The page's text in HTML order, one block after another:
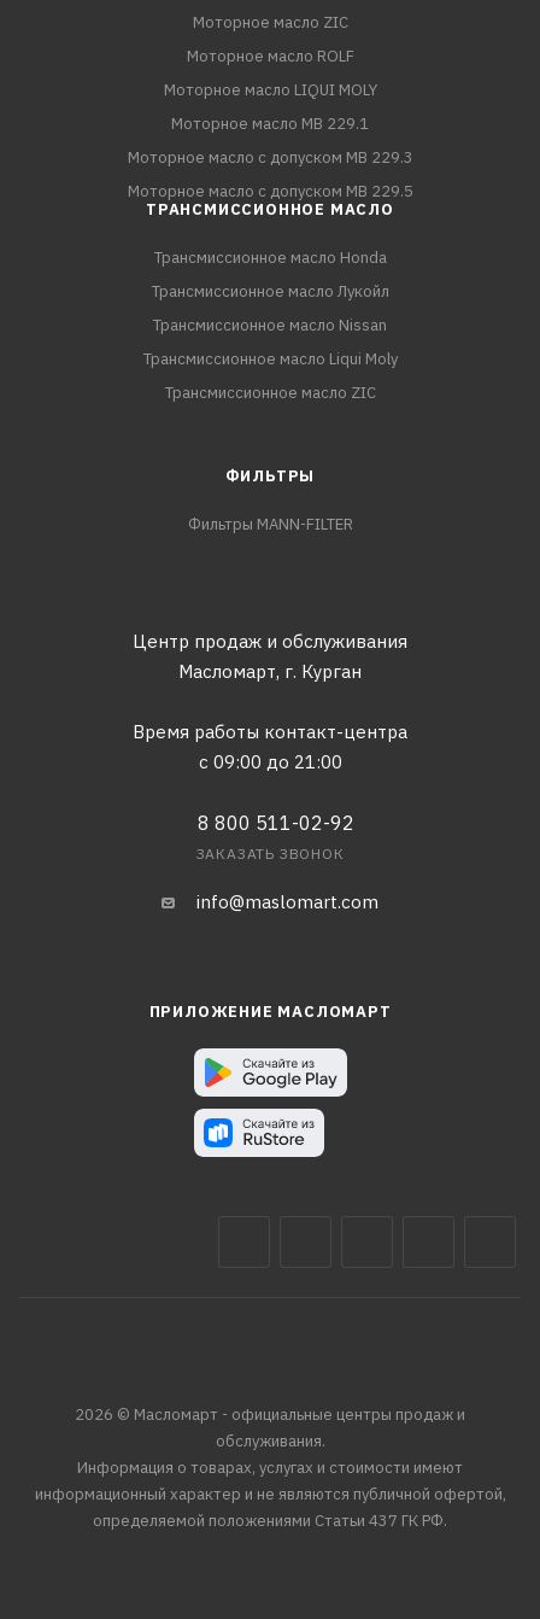
Моторное масло ZIC
Моторное масло ROLF
Моторное масло LIQUI MOLY
Моторное масло MB 229.1
Моторное масло с допуском MB 229.3
Моторное масло с допуском MB 229.5
ТРАНСМИССИОННОЕ МАСЛО
Трансмиссионное масло Honda
Трансмиссионное масло Лукойл
Трансмиссионное масло Nissan
Трансмиссионное масло Liqui Moly
Трансмиссионное масло ZIC
ФИЛЬТРЫ
Фильтры MANN-FILTER
Центр продаж и обслуживания
Масломарт, г. Курган
Время работы контакт-центра
с 09:00 до 21:00
8 800 511-02-92
ЗАКАЗАТЬ ЗВОНОК
info@maslomart.com
ПРИЛОЖЕНИЕ МАСЛОМАРТ
2026 © Масломарт - официальные центры продаж и
обслуживания.
Информация о товарах, услугах и стоимости имеют
информационный характер и не являются публичной офертой,
определяемой положениями Статьи 437 ГК РФ.